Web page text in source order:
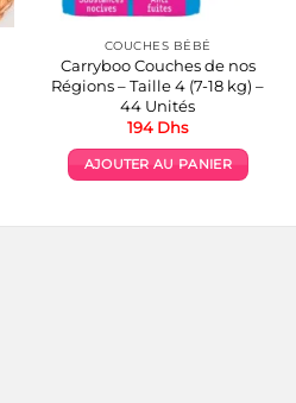
COUCHES BÉBÉ
Carryboo Couches de nos
Régions – Taille 4 (7-18 kg) –
44 Unités
194 Dhs
AJOUTER AU PANIER